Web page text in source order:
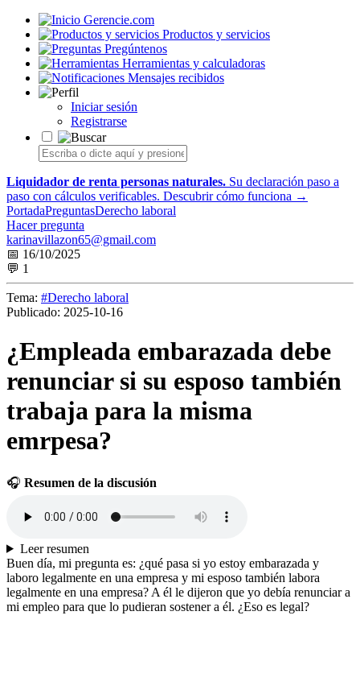
Gerencie.com
Productos y servicios
Pregúntenos
Herramientas y calculadoras
Mensajes recibidos
Iniciar sesión
Registrarse
Liquidador de renta personas naturales. Su declaración paso a
paso con cálculos verificables. Descubrir cómo funciona →
PortadaPreguntasDerecho laboral
Hacer pregunta
karinavillazon65@gmail.com
📅 16/10/2025
💬 1
Tema: #Derecho laboral
Publicado: 2025-10-16
¿Empleada embarazada debe
renunciar si su esposo también
trabaja para la misma
emrpesa?
🎧 Resumen de la discusión
Leer resumen
Buen día, mi pregunta es: ¿qué pasa si yo estoy embarazada y
laboro legalmente en una empresa y mi esposo también labora
legalmente en una empresa? A él le dijeron que yo debía renunciar a
mi empleo para que lo pudieran sostener a él. ¿Eso es legal?